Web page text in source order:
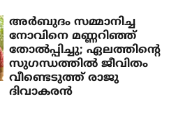
അർബുദം സമ്മാനിച്ച
നോവിനെ മണ്ണറിഞ്ഞ്
തോൽപ്പിച്ചു; ഏലത്തിന്റെ
സുഗന്ധത്തിൽ ജീവിതം
വീണ്ടെടുത്ത് രാജു
ദിവാകരൻ